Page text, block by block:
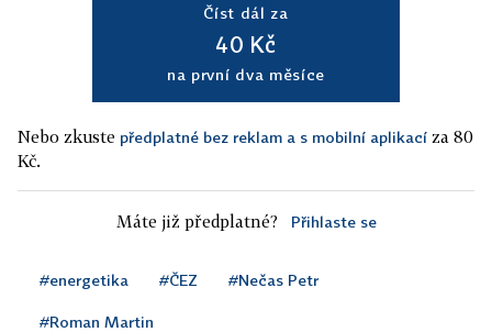
Číst dál za
40 Kč
na první dva měsíce
Nebo zkuste předplatné bez reklam a s mobilní aplikací za 80
Kč.
Máte již předplatné? Přihlaste se
#energetika #ČEZ #Nečas Petr
#Roman Martin